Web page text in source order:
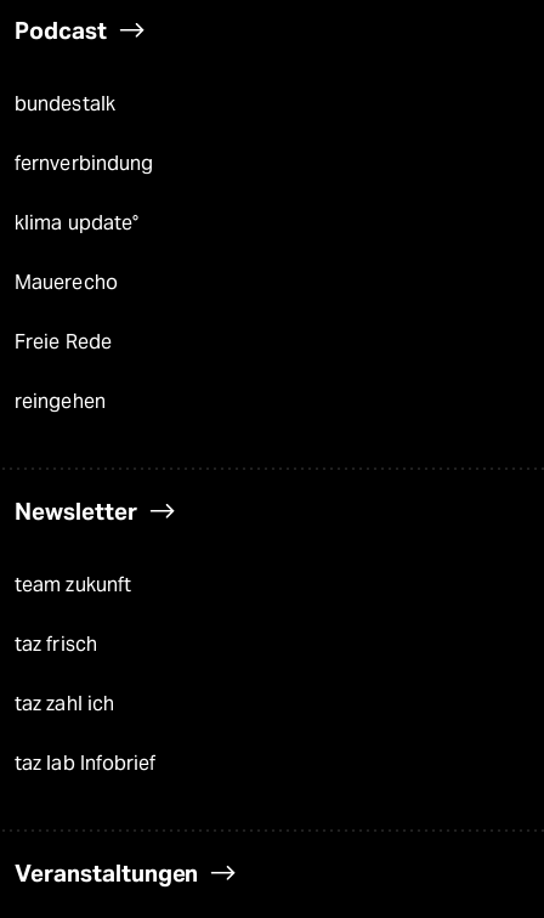
Podcast
bundestalk
fernverbindung
klima update°
Mauerecho
Freie Rede
reingehen
Newsletter
team zukunft
taz frisch
taz zahl ich
taz lab Infobrief
Veranstaltungen